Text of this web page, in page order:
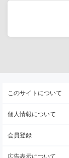
このサイトについて
個人情報について
会員登録
広告表示について